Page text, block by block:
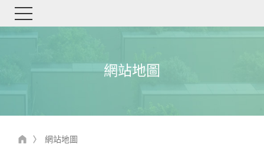
網站地圖
網站地圖